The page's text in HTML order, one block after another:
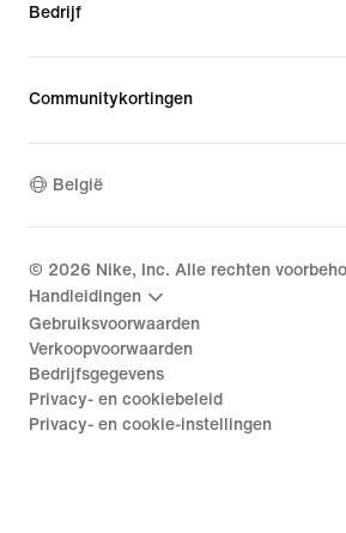
Bedrijf
Communitykortingen
België
© 2026 Nike, Inc. Alle rechten
Handleidingen
Gebruiksvoorwaarden
Verkoopvoorwaarden
Bedrijfsgegevens
Privacy- en cookiebeleid
Privacy- en cookie-instellingen